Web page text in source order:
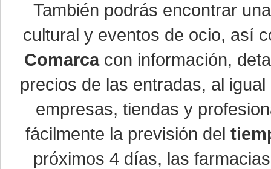
También podrás encontrar
cultural y eventos de ocio, así
Comarcacon información,
precios de las entradas, al
empresas, tiendas y
fácilmente la previsión del
próximos 4 días, las